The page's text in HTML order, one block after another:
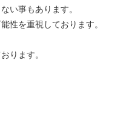
い事もあります。
性を重視しております。
ります。